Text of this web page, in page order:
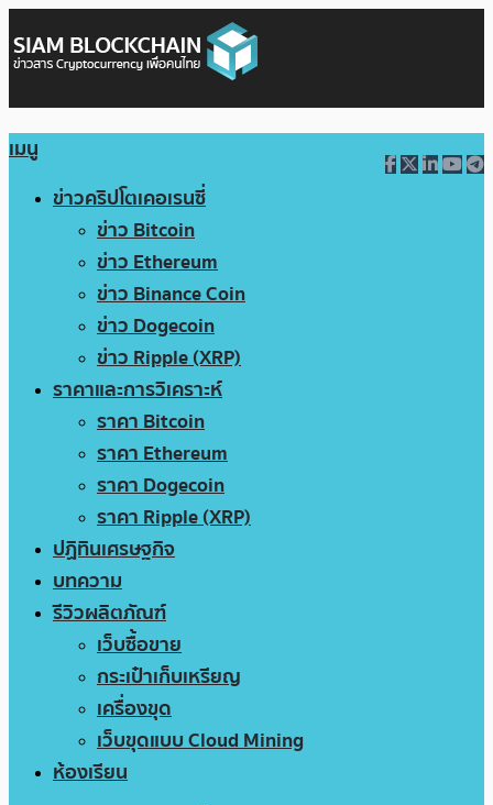
เมนู
ข่าวคริปโตเคอเรนซี่
ข่าว Bitcoin
ข่าว Ethereum
ข่าว Binance Coin
ข่าว Dogecoin
ข่าว Ripple (XRP)
ราคาและการวิเคราะห์
ราคา Bitcoin
ราคา Ethereum
ราคา Dogecoin
ราคา Ripple (XRP)
ปฏิทินเศรษฐกิจ
บทความ
รีวิวผลิตภัณฑ์
เว็บซื้อขาย
กระเป๋าเก็บเหรียญ
เครื่องขุด
เว็บขุดแบบ Cloud Mining
ห้องเรียน